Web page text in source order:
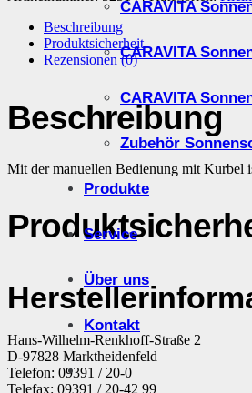
CARAVITA
CARAVITA
CARAVITA
Zubehör
Produkte
Service
Über uns
Kontakt
Beschreibung
Produktsicherheit
Rezensionen (0)
Beschreibung
Mit der manuellen Bedienung mit Kurbel
Hans-Wilhelm-Renkhoff-Straße 2
D-97828 Marktheidenfeld
Telefon: 09391 / 20-0
Telefax: 09391 / 20-42 99